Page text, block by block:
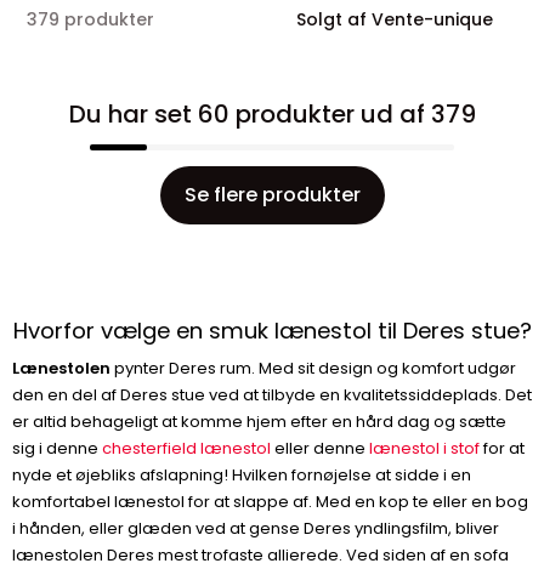
379 produkter Solgt af Vente-unique
Du har set 60 produkter ud af 379
Se flere produkter
Hvorfor vælge en smuk lænestol til Deres stue?
Lænestolen pynter Deres rum. Med sit design og komfort udgør
den en del af Deres stue ved at tilbyde en kvalitetssiddeplads. Det
er altid behageligt at komme hjem efter en hård dag og sætte
sig i denne chesterfield lænestol eller denne lænestol i stoffor at
nyde et øjebliks afslapning! Hvilken fornøjelse at sidde i en
komfortabel lænestol for at slappe af. Med en kop te eller en bog
i hånden, eller glæden ved at gense Deres yndlingsfilm, bliver
lænestolen Deres mest trofaste allierede. Ved siden af en sofa